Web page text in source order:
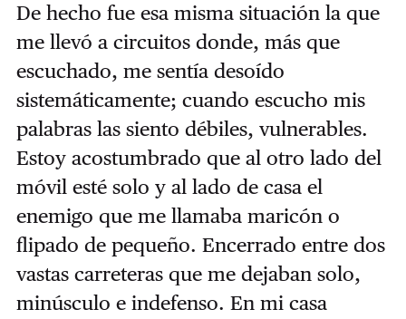
De hecho fue esa misma situación la que
me llevó a circuitos donde, más que
escuchado, me sentía desoído
sistemáticamente; cuando escucho mis
palabras las siento débiles, vulnerables.
Estoy acostumbrado que al otro lado del
móvil esté solo y al lado de casa el
enemigo que me llamaba maricón o
flipado de pequeño. Encerrado entre dos
vastas carreteras que me dejaban solo,
minúsculo e indefenso. En mi casa